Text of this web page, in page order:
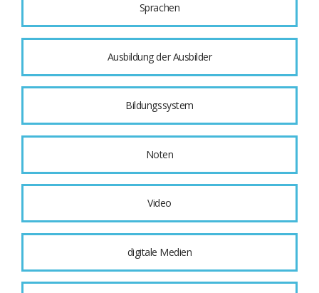
Sprachen
Ausbildung der Ausbilder
Bildungssystem
Noten
Video
digitale Medien